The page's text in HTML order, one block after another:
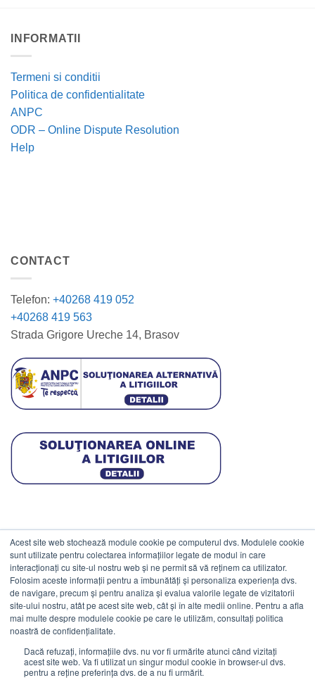
Acest site web stochează module cookie pe computerul dvs. Modulele cookie
sunt utilizate pentru colectarea informațiilor legate de modul în care
interacționați cu site-ul nostru web și ne permit să vă reținem ca utilizator.
Folosim aceste informații pentru a îmbunătăți și personaliza experiența dvs.
de navigare, precum și pentru analiza și evalua valorile legate de vizitatorii
site-ului nostru, atât pe acest site web, cât și în alte medii online. Pentru a afla
mai multe despre modulele cookie pe care le utilizăm, consultați politica
noastră de confidențialitate.
Dacă refuzați, informațiile dvs. nu vor fi urmărite atunci când vizitați
acest site web. Va fi utilizat un singur modul cookie în browser-ul dvs.
pentru a reține preferința dvs. de a nu fi urmărit.
INFORMATII
Termeni si conditii
Politica de confidentialitate
ANPC
ODR – Online Dispute Resolution
Help
CONTACT
Telefon: +40268 419 052
+40268 419 563
Strada Grigore Ureche 14, Brasov
DATE COMERCIALE
ESTICO S.R.L.
CIF: RO1094402.
Reg.Com: J08/469/1991.